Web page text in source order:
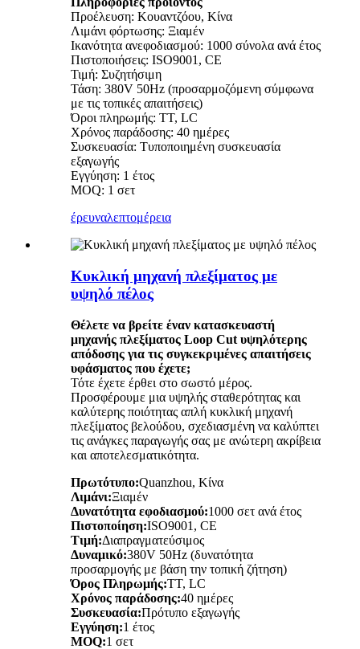
Προέλευση: Κουαντζόου, Κίνα
Λιμάνι φόρτωσης: Ξιαμέν
Ικανότητα ανεφοδιασμού: 1000 σύνολα ανά έτος
Πιστοποιήσεις: ISO9001, CE
Τιμή: Συζητήσιμη
Τάση: 380V 50Hz (προσαρμοζόμενη σύμφωνα
με τις τοπικές απαιτήσεις)
Όροι πληρωμής: TT, LC
Χρόνος παράδοσης: 40 ημέρες
Συσκευασία: Τυποποιημένη συσκευασία
εξαγωγής
Εγγύηση: 1 έτος
MOQ: 1 σετ
έρευναλεπτομέρεια
Κυκλική μηχανή πλεξίματος με
υψηλό πέλος
Θέλετε να βρείτε έναν κατασκευαστή
μηχανής πλεξίματος Loop Cut υψηλότερης
απόδοσης για τις συγκεκριμένες απαιτήσεις
υφάσματος που έχετε;
Τότε έχετε έρθει στο σωστό μέρος.
Προσφέρουμε μια υψηλής σταθερότητας και
καλύτερης ποιότητας απλή κυκλική μηχανή
πλεξίματος βελούδου, σχεδιασμένη να καλύπτει
τις ανάγκες παραγωγής σας με ανώτερη ακρίβεια
και αποτελεσματικότητα.
Πρωτότυπο:Quanzhou, Κίνα
Λιμάνι:Ξιαμέν
Δυνατότητα εφοδιασμού:1000 σετ ανά έτος
Πιστοποίηση:ISO9001, CE
Τιμή:Διαπραγματεύσιμος
Δυναμικό:380V 50Hz (δυνατότητα
προσαρμογής με βάση την τοπική ζήτηση)
Όρος Πληρωμής:ΤΤ, LC
Χρόνος παράδοσης:40 ημέρες
Συσκευασία:Πρότυπο εξαγωγής
Εγγύηση:1 έτος
MOQ:1 σετ